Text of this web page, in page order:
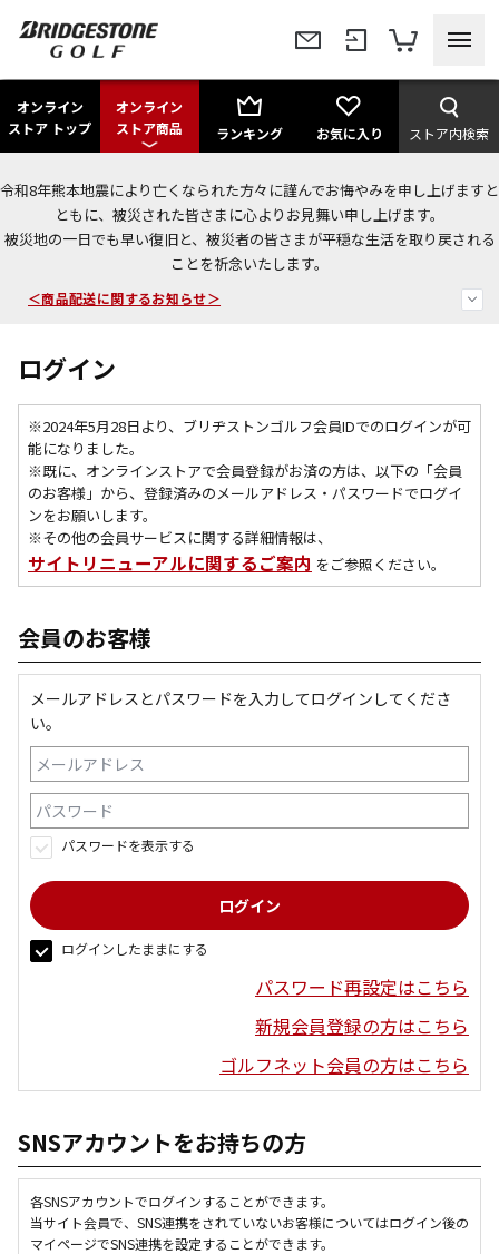
オンライン
ストア トップ
オンライン
ストア商品
ランキング お気に入り ストア内検索
令和8年熊本地震により亡くなられた方々に謹んでお悔やみを申し上げますと
ともに、被災された皆さまに心よりお見舞い申し上げます。
被災地の一日でも早い復旧と、被災者の皆さまが平穏な生活を取り戻される
ことを祈念いたします。
今なら新規会員登録で1,000円OFFクーポンプレゼント！
＜商品配送に関するお知らせ＞
＜夏季休暇中のご注文・発送・お問い合わせ＞
ログイン
※2024年5月28日より、ブリヂストンゴルフ会員IDでのログインが可
能になりました。
※既に、 オンラインストアで会員登録がお済の方は、以下の「会員
のお客様」から、登録済みのメールアドレス・パスワードでログイ
ンをお願いします。
※その他の会員サービスに関する詳細情報は、
サイトリニューアルに関するご案内 をご参照ください。
会員のお客様
メールアドレスとパスワードを入力してログインしてくださ
い。
パスワードを表示する
ログインしたままにする
パスワード再設定はこちら
新規会員登録の方はこちら
ゴルフネット会員の方はこちら
SNSアカウントをお持ちの方
各SNSアカウントでログインすることができます。
当サイト会員で、SNS連携をされていないお客様についてはログイン後の
マイページでSNS連携を設定することができます。